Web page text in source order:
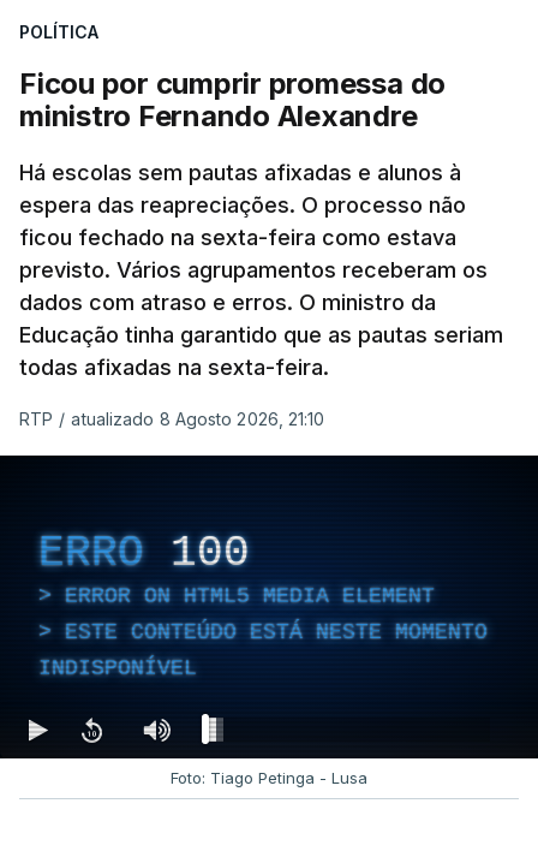
POLÍTICA
Ficou por cumprir promessa do
ministro Fernando Alexandre
Há escolas sem pautas afixadas e alunos à
espera das reapreciações. O processo não
ficou fechado na sexta-feira como estava
previsto. Vários agrupamentos receberam os
dados com atraso e erros. O ministro da
Educação tinha garantido que as pautas seriam
todas afixadas na sexta-feira.
RTP / atualizado 8 Agosto 2026, 21:10
ERRO 100
ERROR ON HTML5 MEDIA ELEMENT
ESTE CONTEÚDO ESTÁ NESTE MOMENTO
INDISPONÍVEL
Foto: Tiago Petinga - Lusa